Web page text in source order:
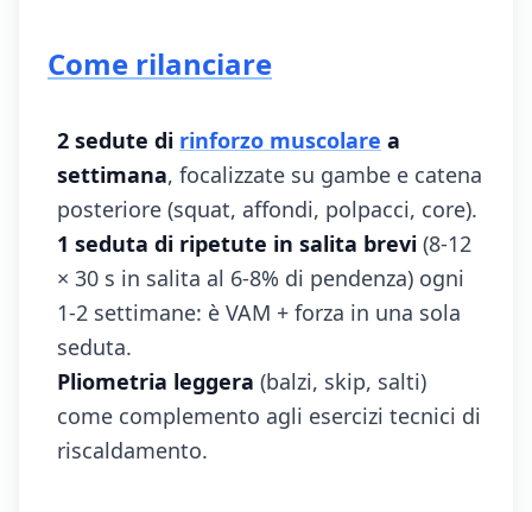
Come rilanciare
2 sedute di rinforzo muscolare a
settimana, focalizzate su gambe e catena
posteriore (squat, affondi, polpacci, core).
1 seduta di ripetute in salita brevi (8-12
× 30 s in salita al 6-8% di pendenza) ogni
1-2 settimane: è VAM + forza in una sola
seduta.
Pliometria leggera (balzi, skip, salti)
come complemento agli esercizi tecnici di
riscaldamento.